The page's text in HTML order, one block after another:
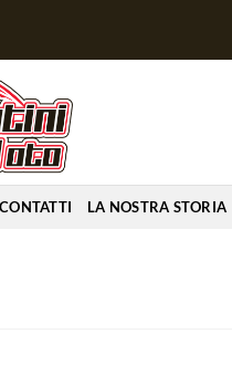
CONTATTI LA NOSTRA STORIA